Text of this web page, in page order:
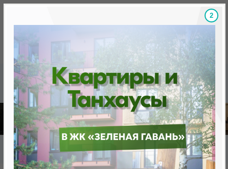
Скидки на новостройки, бонусы Готовые
Главная База новостроек Минска «Минск Мир»
9.8 "Панама-Сити", квартал "Южная Америка"
1